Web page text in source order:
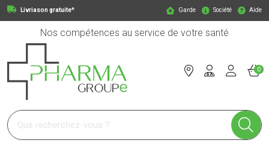
Livriason gratuite* Garde Société Aide
Nos compétences au service de votre santé
Pharmagroupe Votre pharmacie en ligne à votre service
0